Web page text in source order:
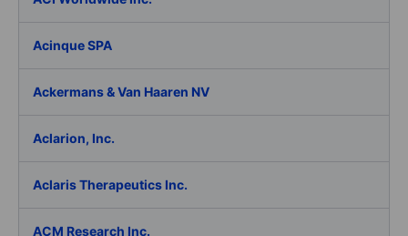
Acinque SPA
Ackermans & Van Haaren NV
Aclarion, Inc.
Aclaris Therapeutics Inc.
ACM Research Inc.